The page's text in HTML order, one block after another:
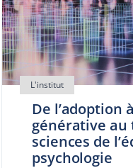
De l’adoption
générative au
sciences de
psychologie